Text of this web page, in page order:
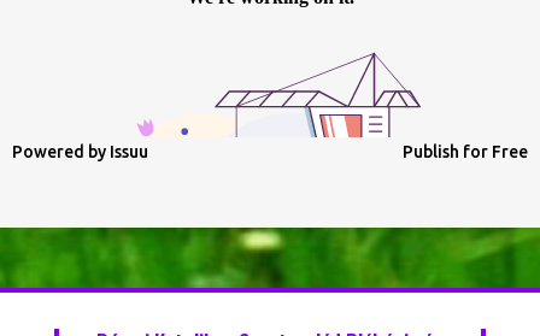
Powered by Issuu Publish for Free